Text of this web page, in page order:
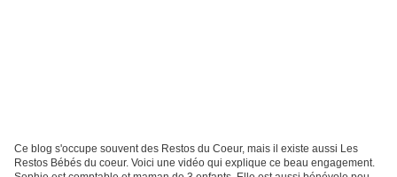
Ce blog s'occupe souvent des Restos du Coeur, mais il existe aussi Les
Restos Bébés du coeur. Voici une vidéo qui explique ce beau engagement.